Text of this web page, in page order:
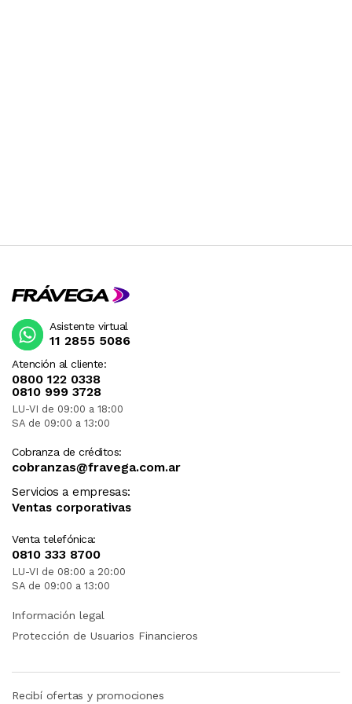
Atención al cliente:
0800 122 0338
0810 999 3728
LU-VI de 09:00 a 18:00
SA de 09:00 a 13:00
Cobranza de créditos:
cobranzas@fravega.com.ar
Servicios a empresas:
Ventas corporativas
Venta telefónica:
0810 333 8700
LU-VI de 08:00 a 20:00
SA de 09:00 a 13:00
Asistente virtual
11 2855 5086
Información legal
Protección de Usuarios Financieros
Recibí ofertas y promociones